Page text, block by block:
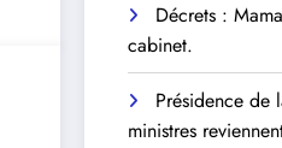
Décrets :
cabinet.
Présidence de
ministres